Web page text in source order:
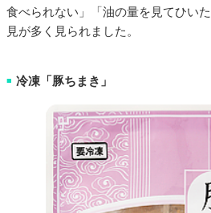
食べられない」「油の量を見てひい
見が多く見られました。
■ 冷凍「豚ちまき」